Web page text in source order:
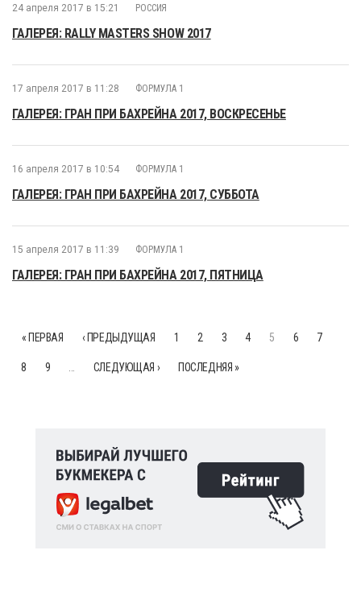
24 апреля 2017 в 15:21 РОССИЯ
ГАЛЕРЕЯ: RALLY MASTERS SHOW 2017
17 апреля 2017 в 11:28 ФОРМУЛА 1
ГАЛЕРЕЯ: ГРАН ПРИ БАХРЕЙНА 2017, ВОСКРЕСЕНЬЕ
16 апреля 2017 в 10:54 ФОРМУЛА 1
ГАЛЕРЕЯ: ГРАН ПРИ БАХРЕЙНА 2017, СУББОТА
15 апреля 2017 в 11:39 ФОРМУЛА 1
ГАЛЕРЕЯ: ГРАН ПРИ БАХРЕЙНА 2017, ПЯТНИЦА
« ПЕРВАЯ ‹ ПРЕДЫДУЩАЯ 1 2 3 4 5 6 7
8 9 СЛЕДУЮЩАЯ › ПОСЛЕДНЯЯ »